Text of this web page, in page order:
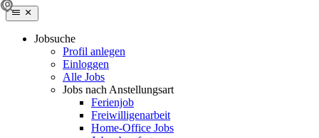
Jobsuche
Profil anlegen
Einloggen
Alle Jobs
Jobs nach Anstellungsart
Ferienjob
Freiwilligenarbeit
Home-Office Jobs